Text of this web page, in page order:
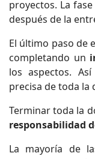
proyectos. La
después de la
El último paso de
completando un
los aspectos.
precisa de toda la
Terminar toda la
responsabilidad
La mayoría de